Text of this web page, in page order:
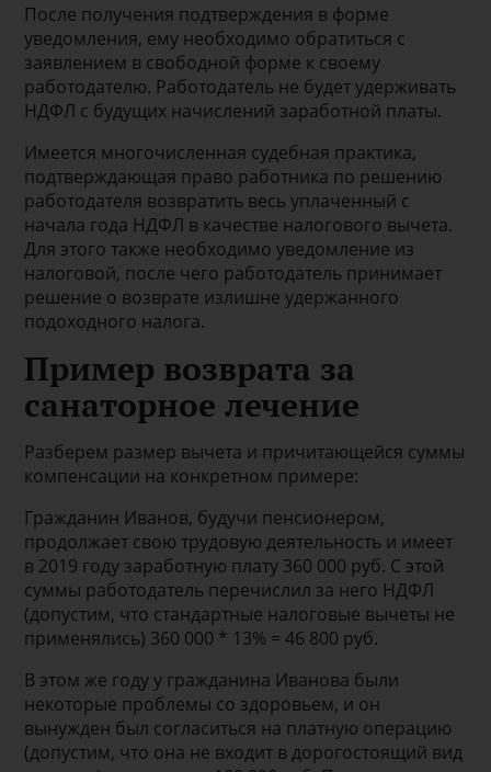
После получения подтверждения в форме
уведомления, ему необходимо обратиться с
заявлением в свободной форме к своему
работодателю. Работодатель не будет удерживать
НДФЛ с будущих начислений заработной платы.
Имеется многочисленная судебная практика,
подтверждающая право работника по решению
работодателя возвратить весь уплаченный с
начала года НДФЛ в качестве налогового вычета.
Для этого также необходимо уведомление из
налоговой, после чего работодатель принимает
решение о возврате излишне удержанного
подоходного налога.
Пример возврата за
санаторное лечение
Разберем размер вычета и причитающейся суммы
компенсации на конкретном примере:
Гражданин Иванов, будучи пенсионером,
продолжает свою трудовую деятельность и имеет
в 2019 году заработную плату 360 000 руб. С этой
суммы работодатель перечислил за него НДФЛ
(допустим, что стандартные налоговые вычеты не
применялись) 360 000 * 13% = 46 800 руб.
В этом же году у гражданина Иванова были
некоторые проблемы со здоровьем, и он
вынужден был согласиться на платную операцию
(допустим, что она не входит в дорогостоящий вид